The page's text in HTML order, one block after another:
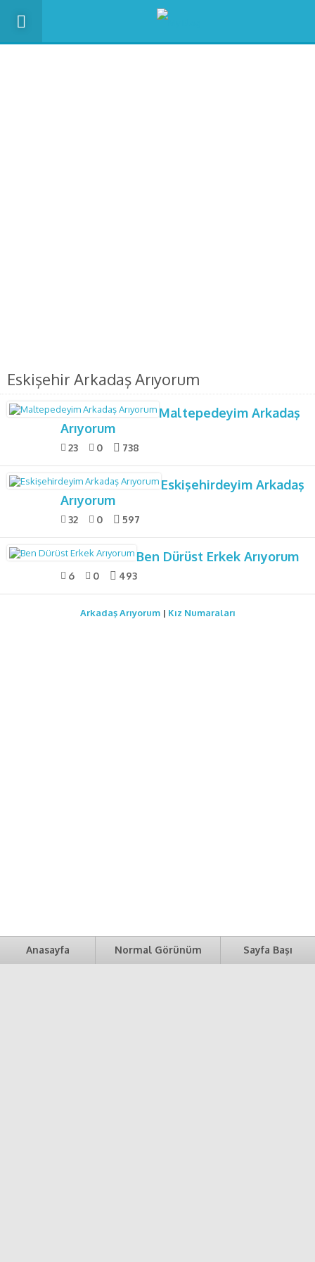
Eskişehir Arkadaş Arıyorum
Maltepedeyim Arkadaş
Arıyorum
23 0 738
Eskişehirdeyim Arkadaş
Arıyorum
32 0 597
Ben Dürüst Erkek Arıyorum
6 0 493
Arkadaş Arıyorum| Kız Numaraları
Anasayfa Normal Görünüm Sayfa Başı